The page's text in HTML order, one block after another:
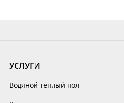
УСЛУГИ
Водяной теплый пол